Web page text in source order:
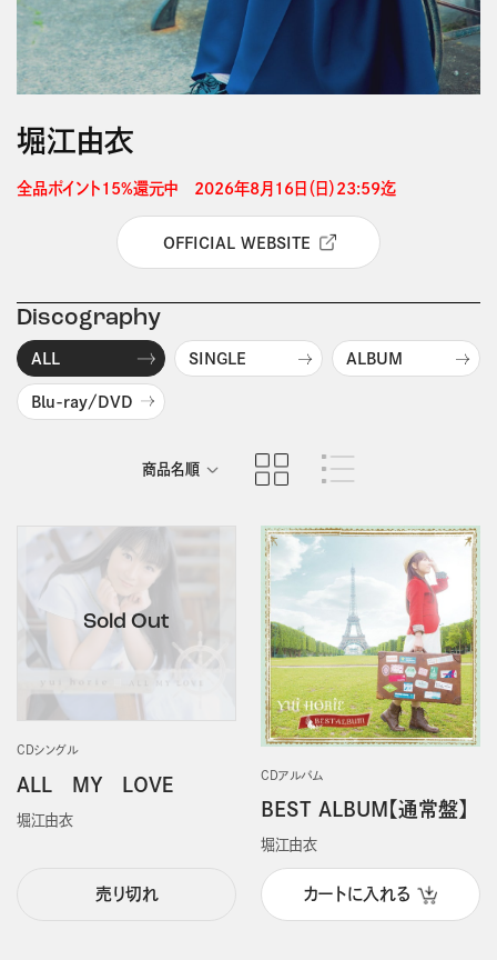
堀江由衣
全品ポイント15%還元中　2026年8月16日（日）23:59迄
OFFICIAL WEBSITE
Discography
ALL SINGLE ALBUM
Blu-ray/DVD
商品名順
CDシングル
ＡＬＬ ＭＹ ＬＯＶＥ
堀江由衣
売り切れ
CDアルバム
BEST ALBUM【通常盤】
堀江由衣
カートに入れる